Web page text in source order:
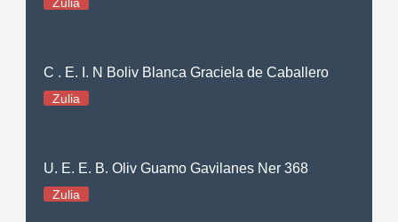
C . E. I. N Boliv Blanca Graciela de Caballero
Zulia
U. E. E. B. Oliv Guamo Gavilanes Ner 368
Zulia